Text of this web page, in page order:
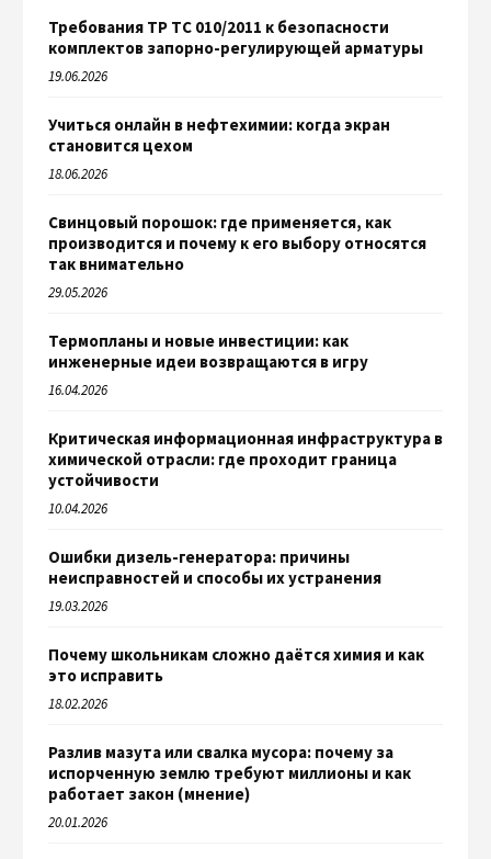
Требования ТР ТС 010/2011 к безопасности
комплектов запорно-регулирующей арматуры
19.06.2026
Учиться онлайн в нефтехимии: когда экран
становится цехом
18.06.2026
Свинцовый порошок: где применяется, как
производится и почему к его выбору относятся
так внимательно
29.05.2026
Термопланы и новые инвестиции: как
инженерные идеи возвращаются в игру
16.04.2026
Критическая информационная инфраструктура в
химической отрасли: где проходит граница
устойчивости
10.04.2026
Ошибки дизель-генератора: причины
неисправностей и способы их устранения
19.03.2026
Почему школьникам сложно даётся химия и как
это исправить
18.02.2026
Разлив мазута или свалка мусора: почему за
испорченную землю требуют миллионы и как
работает закон (мнение)
20.01.2026